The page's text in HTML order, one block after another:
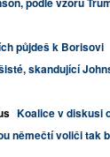
půjdeš k Borisovi
skandující
Koalice v diskusi
němečtí voliči tak